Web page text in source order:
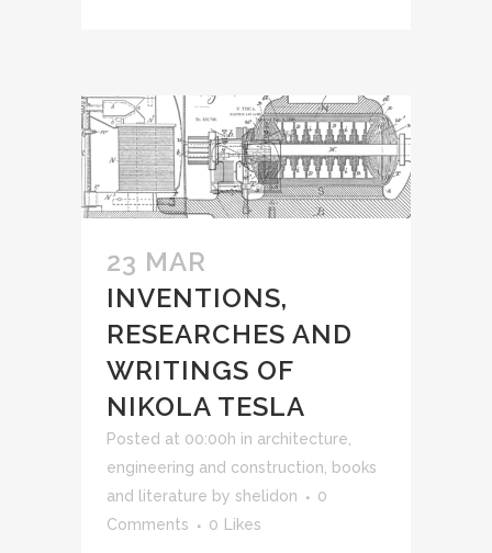
23 MAR
INVENTIONS,
RESEARCHES AND
WRITINGS OF
NIKOLA TESLA
Posted at 00:00h in architecture,
engineering and construction
books
and literature by shelidon
0
Comments
0 Likes